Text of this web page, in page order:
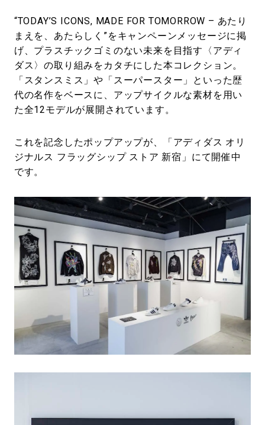
“TODAY’S ICONS, MADE FOR TOMORROW – あたり
まえを、あたらしく”をキャンペーンメッセージに掲
げ、プラスチックゴミのない未来を目指す〈アディ
ダス〉の取り組みをカタチにした本コレクション。
「スタンスミス」や「スーパースター」といった歴
代の名作をベースに、アップサイクルな素材を用い
た全12モデルが展開されています。
これを記念したポップアップが、「アディダス オリ
ジナルス フラッグシップ ストア 新宿」にて開催中
です。